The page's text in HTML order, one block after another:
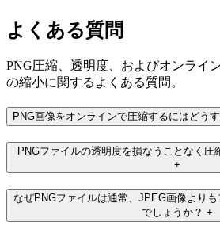
よくある質問
PNG圧縮、透明度、およびオンライ
の縮小に関するよくある質問。
PNG画像をオンラインで圧縮するにはどう
PNGファイルの透明度を損なうことなく圧
+
なぜPNGファイルは通常、JPEG画像より
でしょうか？ +